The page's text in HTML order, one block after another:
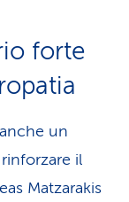
forte
un
il
Matzarakis